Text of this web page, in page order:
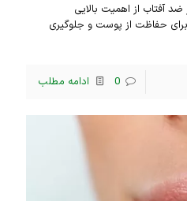
ضد آفتاب از اهمیت بالایی
حفاظت از پوست و جلوگیری
0 ادامه مطلب